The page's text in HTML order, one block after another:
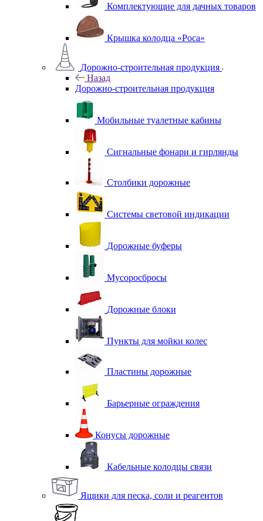
Комплектующие для дачных товаров
Крышка колодца «Роса»
Дорожно-строительная продукция
Назад
Дорожно-строительная продукция
Мобильные туалетные кабины
Сигнальные фонари и гирлянды
Столбики дорожные
Системы световой индикации
Дорожные буферы
Мусоросбросы
Дорожные блоки
Пункты для мойки колес
Пластины дорожные
Барьерные ограждения
Конусы дорожные
Кабельные колодцы связи
Ящики для песка, соли и реагентов